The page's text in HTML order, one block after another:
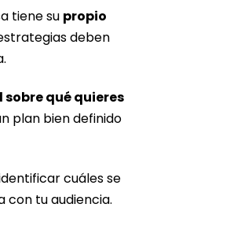
tiene su propio
deben
qué quieres
plan bien definido
cuáles se
con tu audiencia.